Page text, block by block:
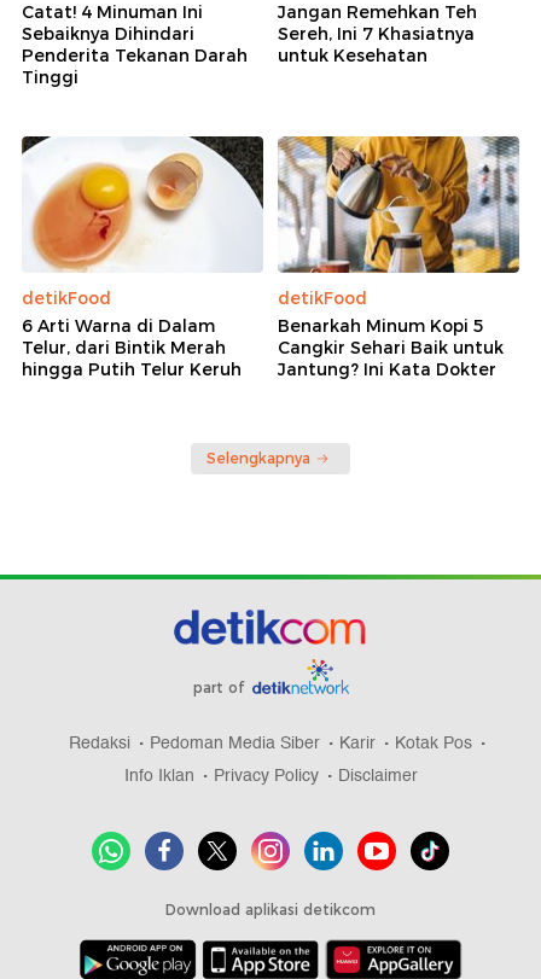
Catat! 4 Minuman Ini
Sebaiknya Dihindari
Penderita Tekanan Darah
Tinggi
Jangan Remehkan Teh
Sereh, Ini 7 Khasiatnya
untuk Kesehatan
detikFood
6 Arti Warna di Dalam
Telur, dari Bintik Merah
hingga Putih Telur Keruh
detikFood
Benarkah Minum Kopi 5
Cangkir Sehari Baik untuk
Jantung? Ini Kata Dokter
Selengkapnya
part of
Redaksi Pedoman Media Siber Karir
Kotak Pos
Info Iklan
Privacy Policy Disclaimer
Download aplikasi detikcom